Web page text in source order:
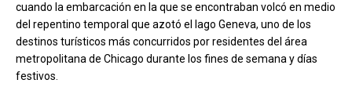
cuando la embarcación en la que se encontraban volcó en medio
del repentino temporal que azotó el lago Geneva, uno de los
destinos turísticos más concurridos por residentes del área
metropolitana de Chicago durante los fines de semana y días
festivos.